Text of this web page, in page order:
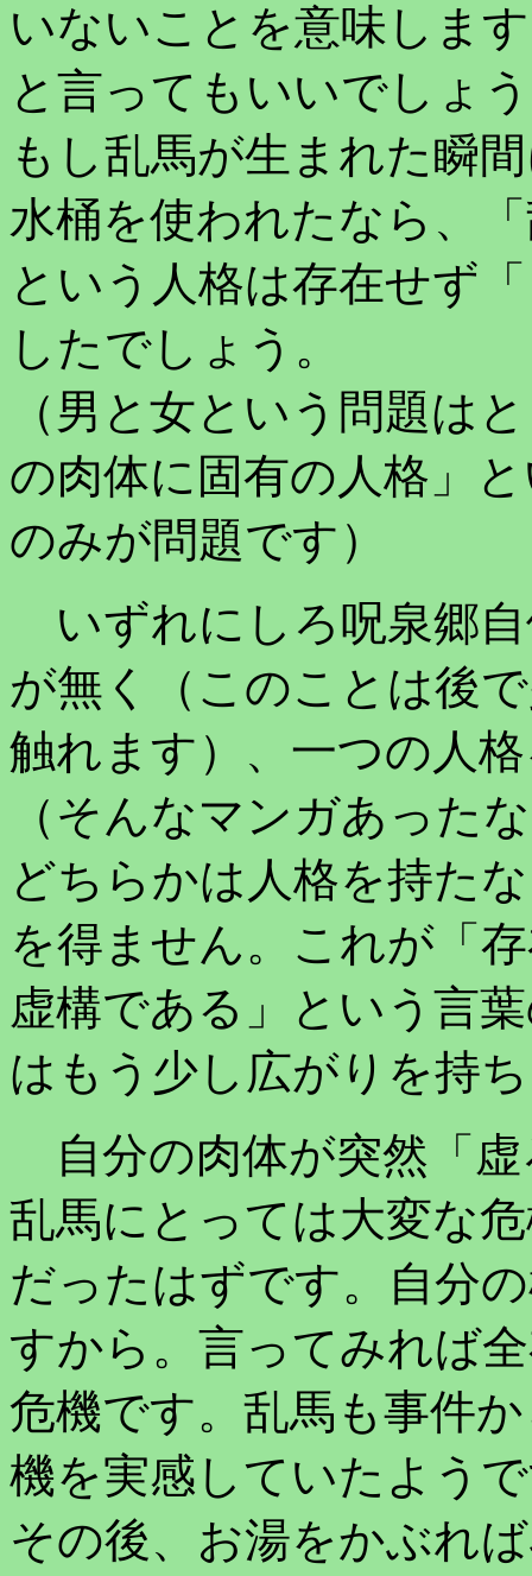
いないことを意味しま
と言ってもいいでしょ
もし乱馬が生まれた瞬
水桶を使われたなら、
という人格は存在せず
したでしょう。
（男と女という問題は
の肉体に固有の人格」
のみが問題です）
いずれにしろ呪泉郷
が無く（このことは後
触れます）、一つの人
（そんなマンガあった
どちらかは人格を持た
を得ません。これが「
虚構である」という言
はもう少し広がりを持
自分の肉体が突然「
乱馬にとっては大変な
だったはずです。自分
すから。言ってみれば
危機です。乱馬も事件
機を実感していたよう
その後、お湯をかぶれ